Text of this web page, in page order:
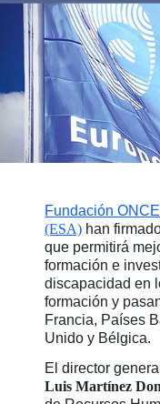
Fundación ONCE
(ESA) han
que permitirá
formación e
discapacidad en
formación y
Francia, Países
Unido y Bélgica.
El director
Luis Martínez